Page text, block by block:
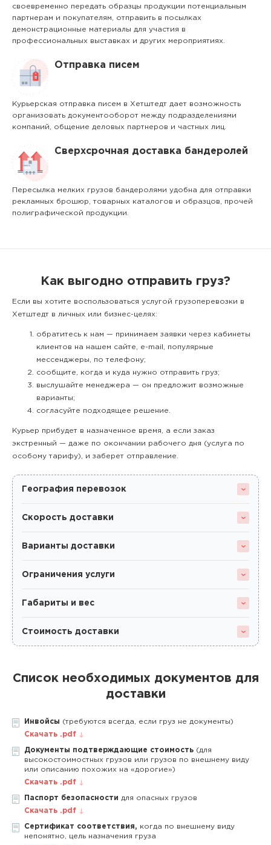
своевременно передать образцы продукции потенциальным
партнерам и покупателям, отправить в посылках
демонстрационные материалы для участия в
профессиональных выставках и других мероприятиях.
Отправка писем
Курьерская отправка писем в Хетштедт дает возможность
организовать документооборот между подразделениями
компаний, общение деловых партнеров и частных лиц.
Сверхсрочная доставка бандеролей
Пересылка мелких грузов бандеролями удобна для отправки
рекламных брошюр, товарных каталогов и образцов, прочей
полиграфической продукции.
Как выгодно отправить груз?
Если вы хотите воспользоваться услугой грузоперевозки в
Хетштедт в личных или бизнес-целях:
обратитесь к нам — принимаем заявки через кабинеты
клиентов на нашем сайте, e-mail, популярные
мессенджеры, по телефону;
сообщите, когда и куда нужно отправить груз;
выслушайте менеджера — он предложит возможные
варианты;
согласуйте подходящее решение.
Курьер прибудет в назначенное время, а если заказ
экстренный — даже по окончании рабочего дня (услуга по
особому тарифу), и заберет отправление.
География перевозок
Скорость доставки
Варианты доставки
Ограничения услуги
Габариты и вес
Стоимость доставки
Список необходимых документов для
доставки
Инвойсы (требуются всегда, если груз не документы)
Скачать .pdf
Документы подтверждающие стоимость (для
высокостоимостных грузов или грузов по внешнему виду
или описанию похожих на «дорогие»)
Скачать .pdf
Паспорт безопасности для опасных грузов
Скачать .pdf
Сертификат соответствия, когда по внешнему виду
непонятно, цель назначения груза